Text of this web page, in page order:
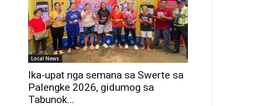
Local News
Ika-upat nga semana sa Swerte sa
Palengke 2026, gidumog sa
Tabunok...